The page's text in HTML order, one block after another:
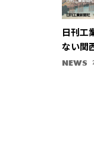
日刊工
ない関
NEWS